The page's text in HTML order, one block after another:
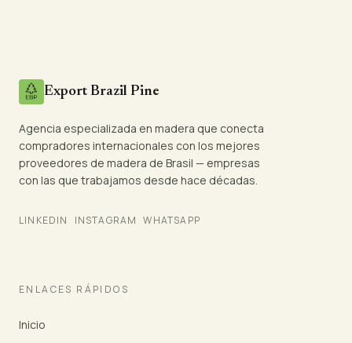
Export Brazil Pine
Agencia especializada en madera que conecta
compradores internacionales con los mejores
proveedores de madera de Brasil — empresas
con las que trabajamos desde hace décadas.
LINKEDIN INSTAGRAM WHATSAPP
ENLACES RÁPIDOS
Inicio